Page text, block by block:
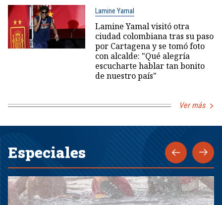
Lamine Yamal
Lamine Yamal visitó otra
ciudad colombiana tras su paso
por Cartagena y se tomó foto
con alcalde: "Qué alegría
escucharte hablar tan bonito
de nuestro país"
Ver más
Especiales